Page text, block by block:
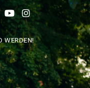
WERDEN!